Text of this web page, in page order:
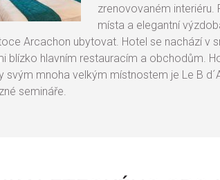
zrenovovaném interiéru.
místa a elegantní
Arcachon ubytovat. Hotel se nachází v
blízko hlavním restauracím a obchodům.
svým mnoha velkým místnostem je Le B
semináře.